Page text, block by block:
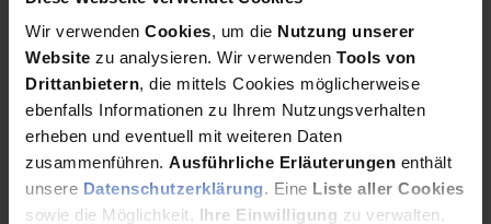
Wir verwenden Cookies, um die Nutzung unserer
Website zu analysieren. Wir verwenden Tools von
Drittanbietern, die mittels Cookies möglicherweise
ebenfalls Informationen zu Ihrem Nutzungsverhalten
erheben und eventuell mit weiteren Daten
zusammenführen. Ausführliche Erläuterungen enthält
unsere Datenschutzerklärung. Eine Liste aller Cookies
sowie die Möglichkeit, Ihre Einwilligung zu verwalten,
Quelle: bdp aktuell 68 | November 2010
Verwandte Beiträge
Turnaround Management
Pflichten des Geschäftsführers in der
Krise